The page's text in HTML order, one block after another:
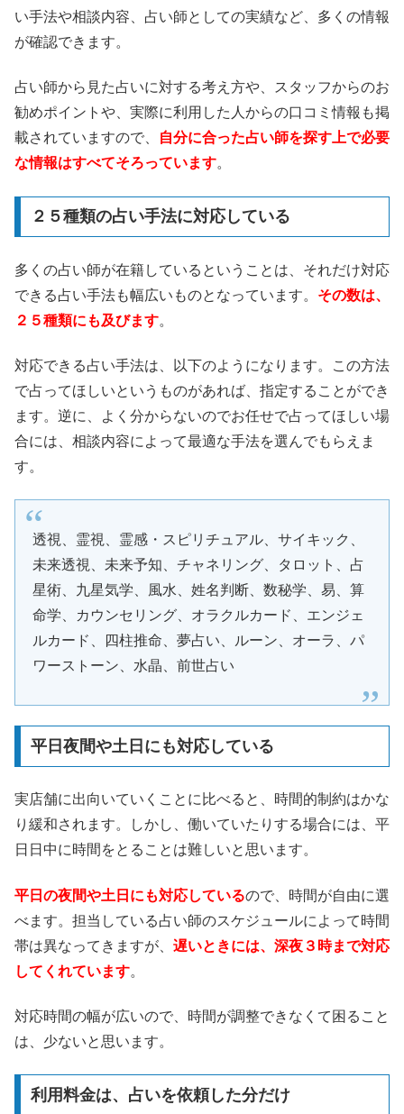
い手法や相談内容、占い師としての実績など、多くの情報
が確認できます。
占い師から見た占いに対する考え方や、スタッフからのお
勧めポイントや、実際に利用した人からの口コミ情報も掲
載されていますので、
自分に合った占い師を探す上で必要
な情報はすべてそろっています。
２５種類の占い手法に対応している
多くの占い師が在籍しているということは、それだけ対応
できる占い手法も幅広いものとなっています。 その数は、
２５種類にも及びます。
対応できる占い手法は、以下のようになります。この方法
で占ってほしいというものがあれば、指定することができ
ます。逆に、よく分からないのでお任せで占ってほしい場
合には、相談内容によって最適な手法を選んでもらえま
す。
透視、霊視、霊感・スピリチュアル、サイキック、
未来透視、未来予知、チャネリング、タロット、占
星術、九星気学、風水、姓名判断、数秘学、易、算
命学、カウンセリング、オラクルカード、エンジェ
ルカード、四柱推命、夢占い、ルーン、オーラ、パ
ワーストーン、水晶、前世占い
平日夜間や土日にも対応している
実店舗に出向いていくことに比べると、時間的制約はかな
り緩和されます。しかし、働いていたりする場合には、平
日日中に時間をとることは難しいと思います。
平日の夜間や土日にも対応しているので、時間が自由に選
べます。担当している占い師のスケジュールによって時間
帯は異なってきますが、 遅いときには、深夜３時まで対応
してくれています。
対応時間の幅が広いので、時間が調整できなくて困ること
は、少ないと思います。
利用料金は、占いを依頼した分だけ